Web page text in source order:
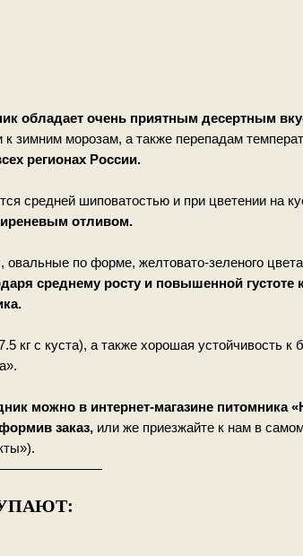
обладает очень приятным десертным
к зимним морозам, а также перепадам
регионах России.
средней шиповатостью и при цветении на
отливом.
овальные по форме, желтовато-зеленого
среднему росту и повышенной густоте
кг с куста), а также хорошая устойчивость к
можно в интернет-магазине питомника
заказ, или же приезжайте к нам в